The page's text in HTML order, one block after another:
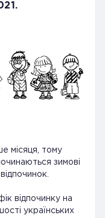
місяця, тому
зимові
відпочинку на
українських